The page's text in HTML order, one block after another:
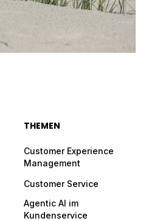
THEMEN
Customer Experience
Management
Customer Service
Agentic AI im
Kundenservice